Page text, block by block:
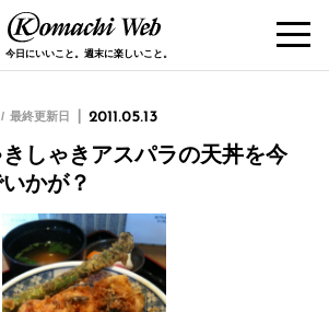
今日にいいこと。週末に楽しいこと。
最終更新日 2011.05.13
しゃきアスパラの天丼を今
かが？